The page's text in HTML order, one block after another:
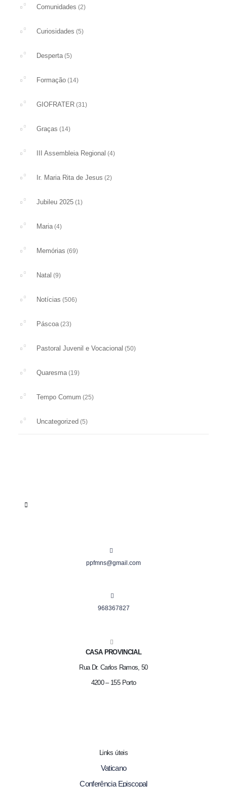
Comunidades (2)
Curiosidades (5)
Desperta (5)
Formação (14)
GIOFRATER (31)
Graças (14)
III Assembleia Regional (4)
Ir. Maria Rita de Jesus (2)
Jubileu 2025 (1)
Maria (4)
Memórias (69)
Natal (9)
Notícias (506)
Páscoa (23)
Pastoral Juvenil e Vocacional (50)
Quaresma (19)
Tempo Comum (25)
Uncategorized (5)
ppfmns@gmail.com
968367827
CASA PROVINCIAL
Rua Dr. Carlos Ramos, 50
4200 – 155 Porto
Links úteis
Vaticano
Conferência Episcopal